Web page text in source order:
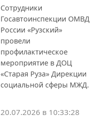
Сотрудники
Госавтоинспекции ОМВД
России «Рузский»
провели
профилактическое
мероприятие в ДОЦ
«Старая Руза» Дирекции
социальной сферы МЖД.
20.07.2026 в 10:33:28